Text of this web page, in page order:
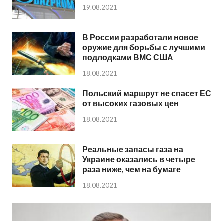
19.08.2021
В России разработали новое
оружие для борьбы с лучшими
подлодками ВМС США
18.08.2021
Польский маршрут не спасет ЕС
от высоких газовых цен
18.08.2021
Реальные запасы газа на
Украине оказались в четыре
раза ниже, чем на бумаге
18.08.2021